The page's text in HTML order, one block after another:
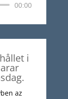
00:00
i
az